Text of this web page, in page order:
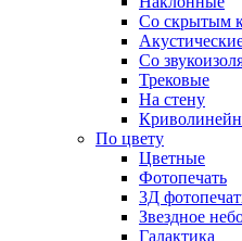
Со скрытым
Со
Трековые
На стену
По цвету
Цветные
Фотопечать
3Д
Звездное
Галактика